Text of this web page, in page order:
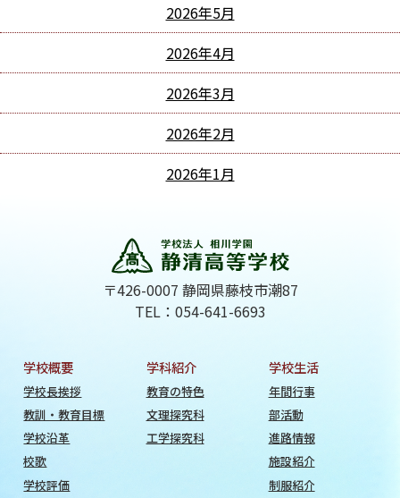
2026年5月
2026年4月
2026年3月
2026年2月
2026年1月
〒426-0007 静岡県藤枝市潮87
TEL：054-641-6693
学校概要
学校長挨拶
教訓・教育目標
学校沿革
校歌
学校評価
学科紹介
教育の特色
文理探究科
工学探究科
学校生活
年間行事
部活動
進路情報
施設紹介
制服紹介